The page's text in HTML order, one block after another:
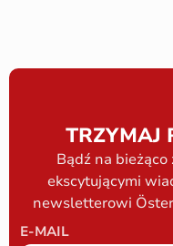
TRZYMAJ
Bądź na
ekscytującymi
newsletterowi
E-MAIL